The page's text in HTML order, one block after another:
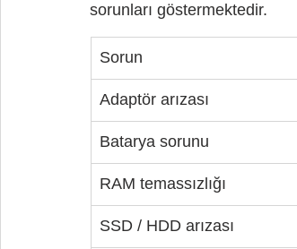
sorunları göstermektedir.
Sorun
Adaptör arızası
Batarya sorunu
RAM temassızlığı
SSD / HDD arızası